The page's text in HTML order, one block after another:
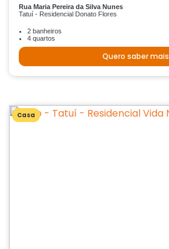
Rua Maria Pereira da Silva Nunes
Tatuí - Residencial Donato Flores
2 banheiros
4 quartos
Quero saber mais
Casa